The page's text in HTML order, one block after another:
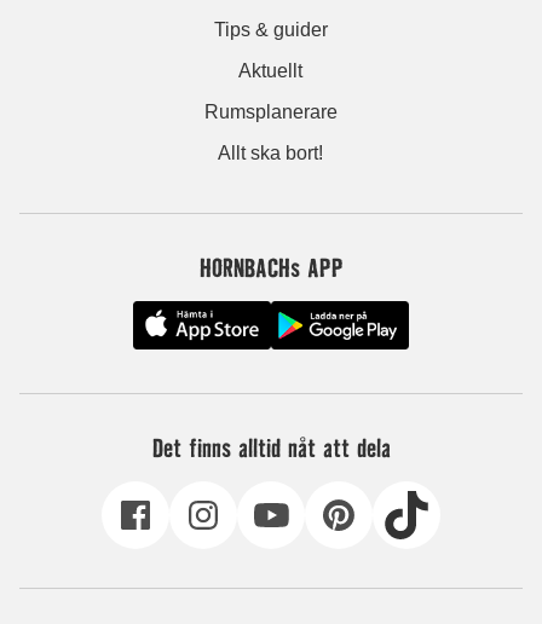
Tips & guider
Aktuellt
Rumsplanerare
Allt ska bort!
HORNBACHs APP
Det finns alltid nåt att dela